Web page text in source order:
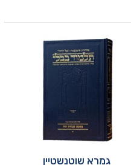
גמרא שוטנשטיין